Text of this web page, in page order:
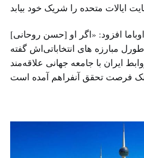
افزود: «اگر او [حسن روحانی]
مبارزه های انتخاباتی‌اش گفته
ایران با جامعه جهانی علاقه‌مند